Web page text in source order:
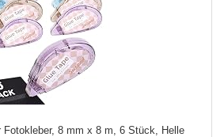
Fotokleber, 8 mm x 8 m, 6 Stück, Helle